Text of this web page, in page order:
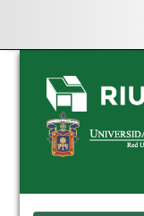
Skip
navigation